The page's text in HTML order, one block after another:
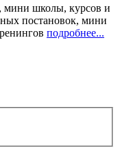
мини школы, курсов и
постановок, мини
подробнее...